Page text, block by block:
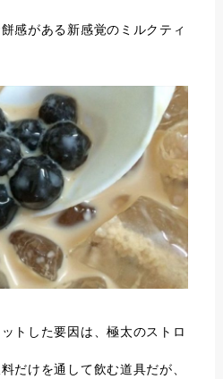
感がある新感覚のミルクティ
トした要因は、極太のストロ
だけを通して飲む道具だが、